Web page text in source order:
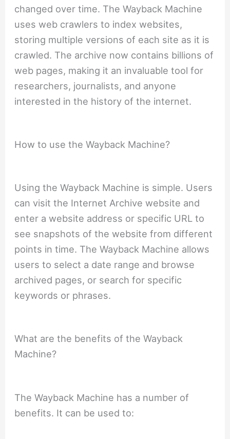
changed over time. The Wayback Machine
uses web crawlers to index websites,
storing multiple versions of each site as it is
crawled. The archive now contains billions of
web pages, making it an invaluable tool for
researchers, journalists, and anyone
interested in the history of the internet.
How to use the Wayback Machine?
Using the Wayback Machine is simple. Users
can visit the Internet Archive website and
enter a website address or specific URL to
see snapshots of the website from different
points in time. The Wayback Machine allows
users to select a date range and browse
archived pages, or search for specific
keywords or phrases.
What are the benefits of the Wayback
Machine?
The Wayback Machine has a number of
benefits. It can be used to: